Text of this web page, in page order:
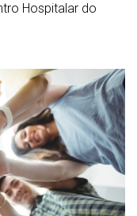
Hospitalar do